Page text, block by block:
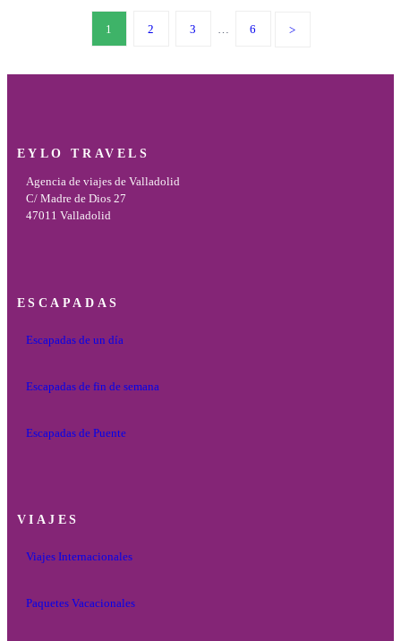
1 2 3 … 6
EYLO TRAVELS
Agencia de viajes de Valladolid
C/ Madre de Dios 27
47011 Valladolid
ESCAPADAS
Escapadas de un día
Escapadas de fin de semana
Escapadas de Puente
VIAJES
Viajes Internacionales
Paquetes Vacacionales